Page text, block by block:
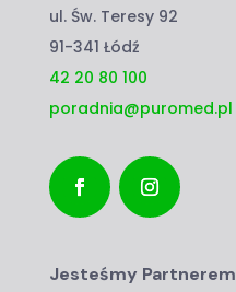
ul. Św. Teresy 92
91-341 Łódź
42 20 80 100
poradnia@puromed.pl
Jesteśmy Partnerem